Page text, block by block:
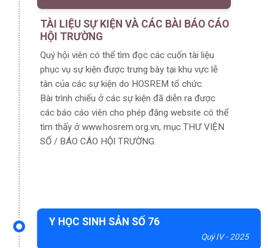
TÀI LIỆU SỰ KIỆN VÀ CÁC BÀI BÁO CÁO
HỘI TRƯỜNG
Quý hội viên có thể tìm đọc các cuốn tài liệu
phục vụ sự kiện được trưng bày tại khu vực lễ
tân của các sự kiện do HOSREM tổ chức.
Bài trình chiếu ở các sự kiện đã diễn ra được
các báo cáo viên cho phép đăng website có thể
tìm thấy ở www.hosrem.org.vn, mục THƯ VIỆN
SỐ / BÁO CÁO HỘI TRƯỜNG.
Y HỌC SINH SẢN SỐ 76
Quý IV - 2025